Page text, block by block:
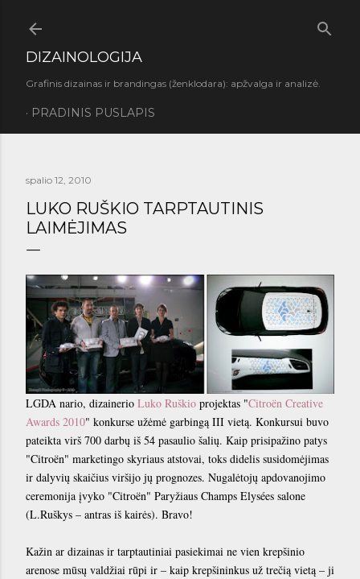
DIZAINOLOGIJA
Grafinis dizainas ir brandingas (ženklodara): apžvalga ir analizė.
PRADINIS PUSLAPIS
spalio 12, 2010
LUKO RUŠKIO TARPTAUTINIS
LAIMĖJIMAS
LGDA nario, dizainerio Luko Ruškio projektas "Citroën Creative
Awards 2010" konkurse užėmė garbingą III vietą. Konkursui buvo
pateikta virš 700 darbų iš 54 pasaulio šalių. Kaip prisipažino patys
"Citroën" marketingo skyriaus atstovai, toks didelis susidomėjimas
ir dalyvių skaičius viršijo jų prognozes. Nugalėtojų apdovanojimo
ceremonija įvyko "Citroën" Paryžiaus Champs Elysées salone
(L.Ruškys – antras iš kairės). Bravo!
Kažin ar dizainas ir tarptautiniai pasiekimai ne vien krepšinio
arenose mūsų valdžiai rūpi ir – kaip krepšininkus už trečią vietą – ji